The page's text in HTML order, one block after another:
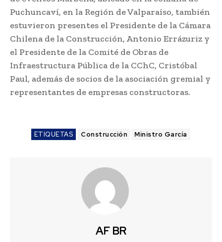
Puchuncaví, en la Región de Valparaíso, también
estuvieron presentes el Presidente de la Cámara
Chilena de la Construcción, Antonio Errázuriz y
el Presidente de la Comité de Obras de
Infraestructura Pública de la CChC, Cristóbal
Paul, además de socios de la asociación gremial y
representantes de empresas constructoras.
ETIQUETAS Construcción Ministro García
AF BR